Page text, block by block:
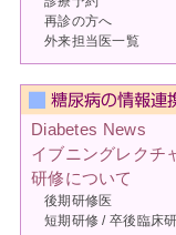
再診の方へ
外来担当医一覧
Diabetes News
イブニングレクチ
研修について
後期研修医
短期研修 / 卒後臨床